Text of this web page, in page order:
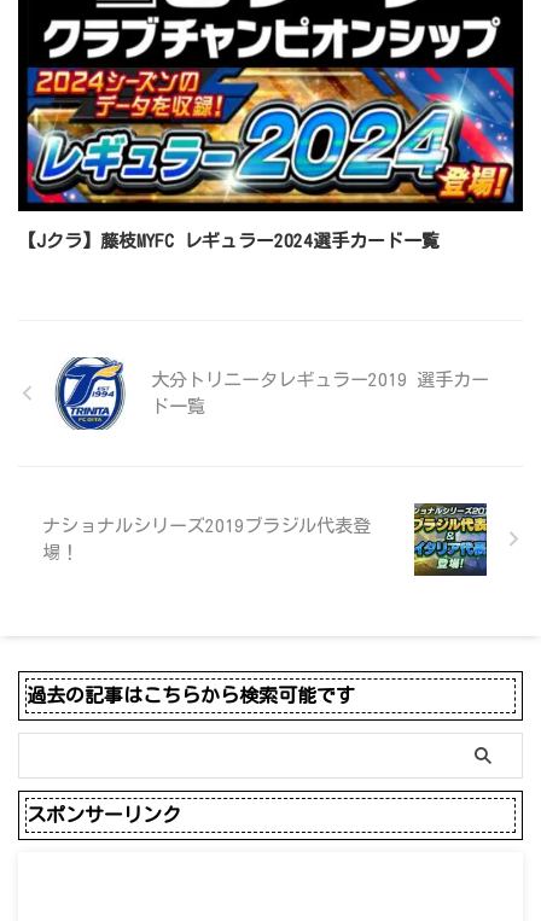
【Jクラ】藤枝MYFC レギュラー2024選手カード一覧
大分トリニータレギュラー2019 選手カー
ド一覧
ナショナルシリーズ2019ブラジル代表登
場！
過去の記事はこちらから検索可能です
スポンサーリンク